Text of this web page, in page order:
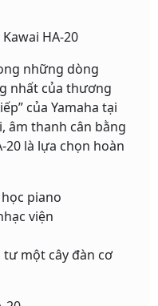
HA-20
những dòng
nhất của thương
của Yamaha tại
âm thanh cân bằng
20 là lựa chọn hoàn
piano
viện
một cây đàn cơ